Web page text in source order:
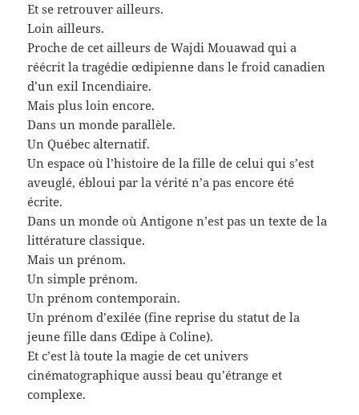
Et se retrouver ailleurs.
Loin ailleurs.
Proche de cet ailleurs de Wajdi Mouawad qui a
réécrit la tragédie œdipienne dans le froid canadien
d’un exil Incendiaire.
Mais plus loin encore.
Dans un monde parallèle.
Un Québec alternatif.
Un espace où l’histoire de la fille de celui qui s’est
aveuglé, ébloui par la vérité n’a pas encore été
écrite.
Dans un monde où Antigone n’est pas un texte de la
littérature classique.
Mais un prénom.
Un simple prénom.
Un prénom contemporain.
Un prénom d’exilée (fine reprise du statut de la
jeune fille dans Œdipe à Coline).
Et c’est là toute la magie de cet univers
cinématographique aussi beau qu’étrange et
complexe.